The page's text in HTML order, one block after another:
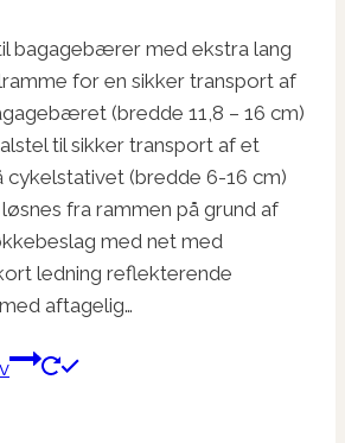
bagagebærer med ekstra lang
for en sikker transport af
(bredde 11,8 – 16 cm)
til sikker transport af et
(bredde 6-16 cm)
fra rammen på grund af
med net med
ledning reflekterende
aftagelig…